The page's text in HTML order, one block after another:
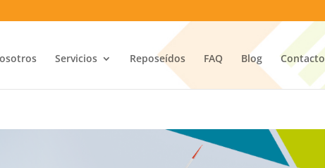
Servicios Reposeídos FAQ Blog Contacto